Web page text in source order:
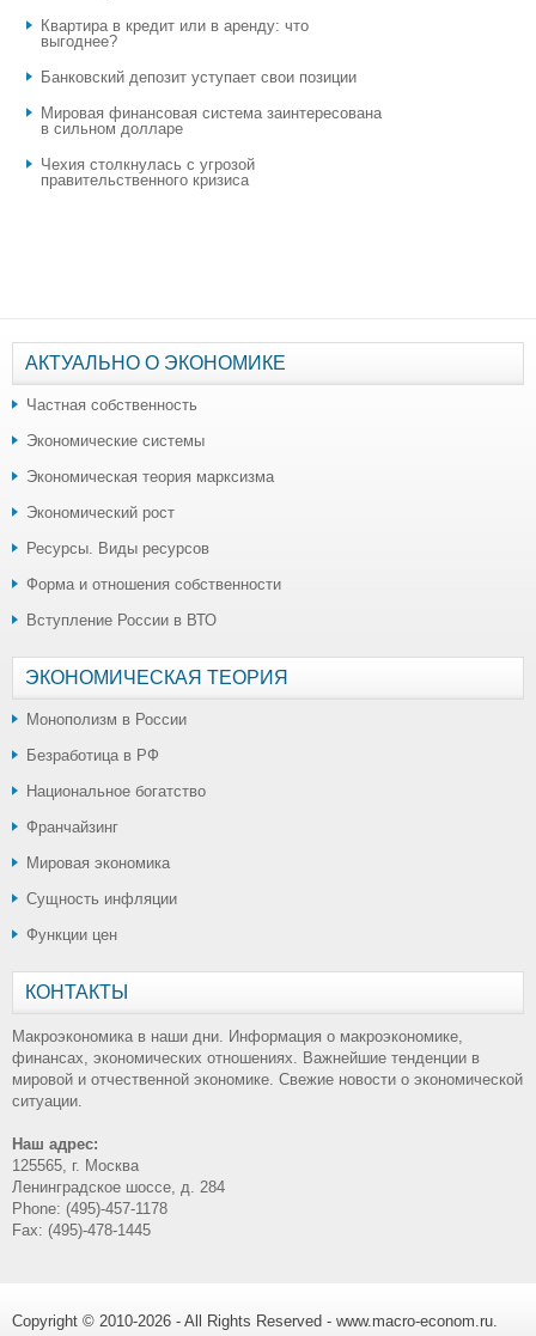
Квартира в кредит или в аренду: что
выгоднее?
​Банковский депозит уступает свои позиции
Мировая финансовая система заинтересована
в сильном долларе
Чехия столкнулась с угрозой
правительственного кризиса
АКТУАЛЬНО О ЭКОНОМИКЕ
Частная собственность
Экономические системы
Экономическая теория марксизма
Экономический рост
Ресурсы. Виды ресурсов
Форма и отношения собственности
Вступление России в ВТО
ЭКОНОМИЧЕСКАЯ ТЕОРИЯ
Монополизм в России
Безработица в РФ
Национальное богатство
Франчайзинг
Мировая экономика
Сущность инфляции
Функции цен
КОНТАКТЫ
Макроэкономика в наши дни. Информация о макроэкономике,
финансах, экономических отношениях. Важнейшие тенденции в
мировой и отчественной экономике. Свежие новости о экономической
ситуации.
Наш адрес:
125565, г. Москва
Ленинградское шоссе, д. 284
Phone: (495)-457-1178
Fax: (495)-478-1445
Copyright © 2010-2026 - All Rights Reserved - www.macro-econom.ru.